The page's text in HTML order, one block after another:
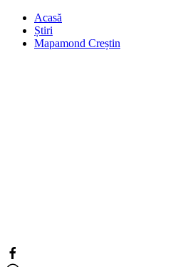
Acasă
Știri
Mapamond Creștin